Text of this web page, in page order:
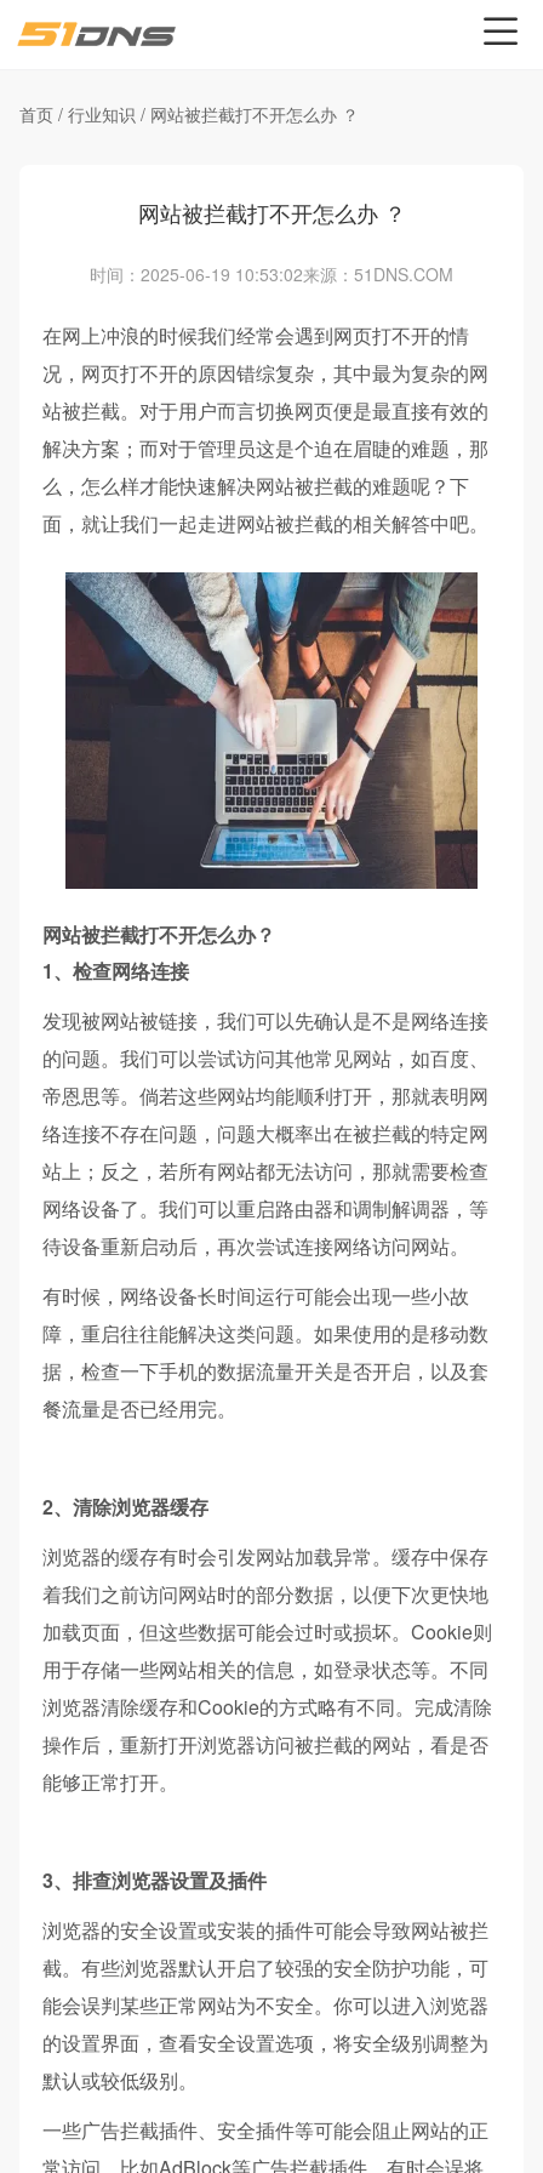
首页 / 行业知识 / 网站被拦截打不开怎么办 ？
网站被拦截打不开怎么办 ？
时间：2025-06-19 10:53:02来源：51DNS.COM
在网上冲浪的时候我们经常会遇到网页打不开的情
况，网页打不开的原因错综复杂，其中最为复杂的网
站被拦截。对于用户而言切换网页便是最直接有效的
解决方案；而对于管理员这是个迫在眉睫的难题，那
么，怎么样才能快速解决网站被拦截的难题呢？下
面，就让我们一起走进网站被拦截的相关解答中吧。
网站被拦截打不开怎么办？
​1、检查网络连接​
发现被网站被链接，我们可以先确认是不是网络连接
的问题。我们可以尝试访问其他常见网站，如百度、
帝恩思等。倘若这些网站均能顺利打开，那就表明网
络连接不存在问题，问题大概率出在被拦截的特定网
站上；反之，若所有网站都无法访问，那就需要检查
网络设备了。我们可以重启路由器和调制解调器，等
待设备重新启动后，再次尝试连接网络访问网站。
有时候，网络设备长时间运行可能会出现一些小故
障，重启往往能解决这类问题。如果使用的是移动数
据，检查一下手机的数据流量开关是否开启，以及套
餐流量是否已经用完。​
2、清除浏览器缓存
浏览器的缓存有时会引发网站加载异常。缓存中保存
着我们之前访问网站时的部分数据，以便下次更快地
加载页面，但这些数据可能会过时或损坏。Cookie则
用于存储一些网站相关的信息，如登录状态等。不同
浏览器清除缓存和Cookie的方式略有不同。完成清除
操作后，重新打开浏览器访问被拦截的网站，看是否
能够正常打开。​
3、排查浏览器设置及插件​
浏览器的安全设置或安装的插件可能会导致网站被拦
截。有些浏览器默认开启了较强的安全防护功能，可
能会误判某些正常网站为不安全。你可以进入浏览器
的设置界面，查看安全设置选项，将安全级别调整为
默认或较低级别。
一些广告拦截插件、安全插件等可能会阻止网站的正
常访问。比如AdBlock等广告拦截插件，有时会误将